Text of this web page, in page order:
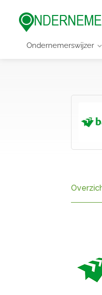
Ondernemerswijzer